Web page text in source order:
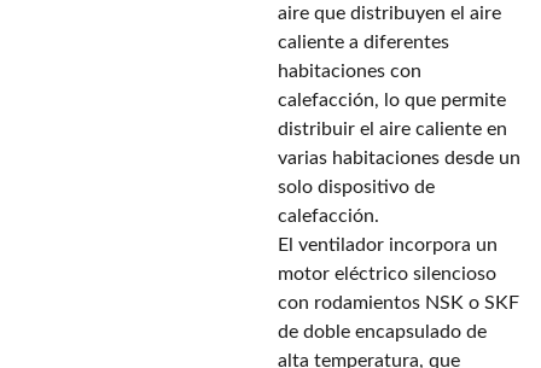
aire que distribuyen el aire
caliente a diferentes
habitaciones con
calefacción, lo que permite
distribuir el aire caliente en
varias habitaciones desde un
solo dispositivo de
calefacción.
El ventilador incorpora un
motor eléctrico silencioso
con rodamientos NSK o SKF
de doble encapsulado de
alta temperatura, que